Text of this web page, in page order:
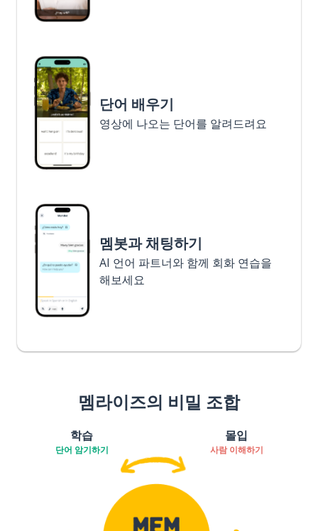
단어 배우기
영상에 나오는 단어를 알려드려요
멤봇과 채팅하기
AI 언어 파트너와 함께 회화 연습을
해보세요
멤라이즈의 비밀 조합
학습
단어 암기하기
몰입
사람 이해하기